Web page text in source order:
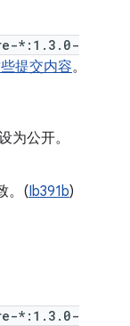
*:1.3.0-
提交内容。
为公开。
。(Ib391b)
*:1.3.0-